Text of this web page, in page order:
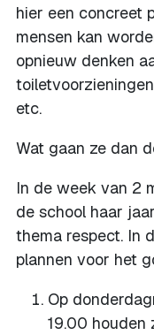
hier een concreet
mensen kan
opnieuw denken
etc.
Wat gaan ze dan
In de week van 2
de school haar
thema respect. In
plannen voor het
Op
19.00 houden